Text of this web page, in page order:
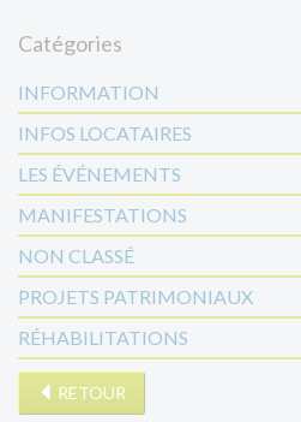
Catégories
INFORMATION
INFOS LOCATAIRES
LES ÉVÉNEMENTS
MANIFESTATIONS
NON CLASSÉ
PROJETS PATRIMONIAUX
RÉHABILITATIONS
RETOUR